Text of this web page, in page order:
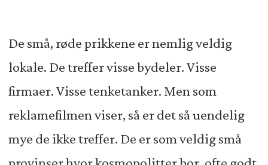
De små, røde prikkene er nemlig veldig
lokale. De treffer visse bydeler. Visse
firmaer. Visse tenketanker. Men som
reklamefilmen viser, så er det så uendelig
mye de ikke treffer. De er som veldig små